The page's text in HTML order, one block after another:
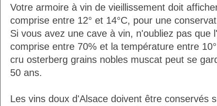
Votre armoire à vin de vieillissement doit
comprise entre 12° et 14°C, pour une
Si vous avez une cave à vin, n'oubliez pas que
comprise entre 70% et la température entre
cru osterberg grains nobles muscat peut se
50 ans.
Les vins doux d'Alsace doivent être conservés